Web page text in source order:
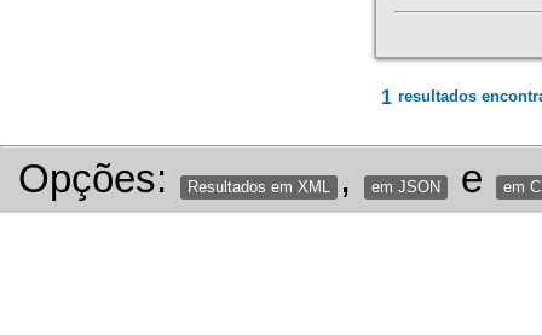
1 resultados
Opções: Resultados em XML , em JSON e em